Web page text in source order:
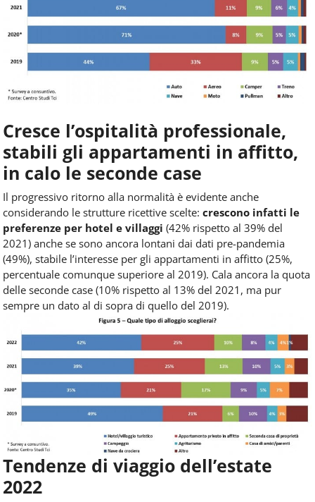
Cresce l’ospitalità professionale,
stabili gli appartamenti in affitto,
in calo le seconde case
Il progressivo ritorno alla normalità è evidente anche
considerando le strutture ricettive scelte: crescono infatti le
preferenze per hotel e villaggi (42% rispetto al 39% del
2021) anche se sono ancora lontani dai dati pre-pandemia
(49%), stabile l’interesse per gli appartamenti in affitto (25%,
percentuale comunque superiore al 2019). Cala ancora la quota
delle seconde case (10% rispetto al 13% del 2021, ma pur
sempre un dato al di sopra di quello del 2019).
Tendenze di viaggio dell’estate
2022